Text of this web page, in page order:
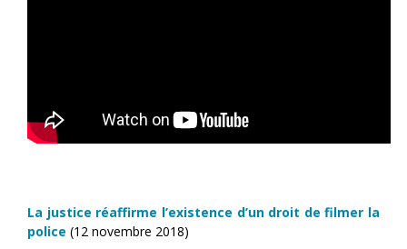
La justice réaffirme l’existence d’un droit de filmer la
police (12 novembre 2018)